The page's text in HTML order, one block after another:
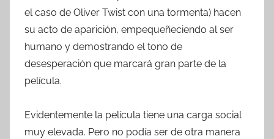
el caso de Oliver Twist con una tormenta) hacen
su acto de aparición, empequeñeciendo al ser
humano y demostrando el tono de
desesperación que marcará gran parte de la
película.
Evidentemente la película tiene una carga social
muy elevada. Pero no podía ser de otra manera